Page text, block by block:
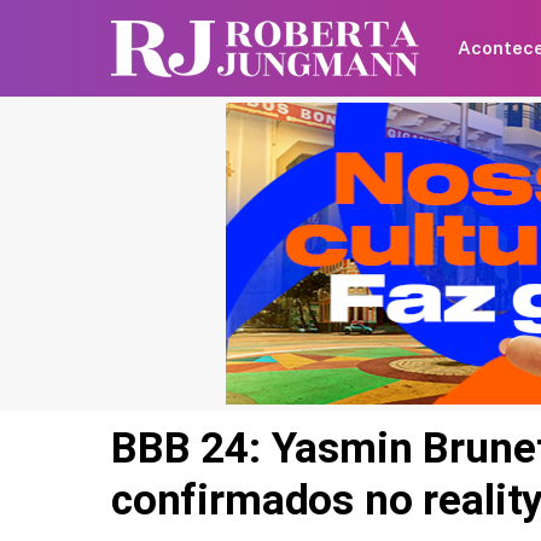
BBB 24: Yasmin
confirmados noShawn Mendes faz